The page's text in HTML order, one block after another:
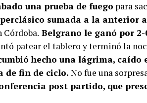
una prueba de fuego para
sumada a la anterior
Córdoba. Belgrano le ganó por 2-
patear el tablero y terminó la
hecho una lágrima, caído
de fin de ciclo. No fue una
post partido, que